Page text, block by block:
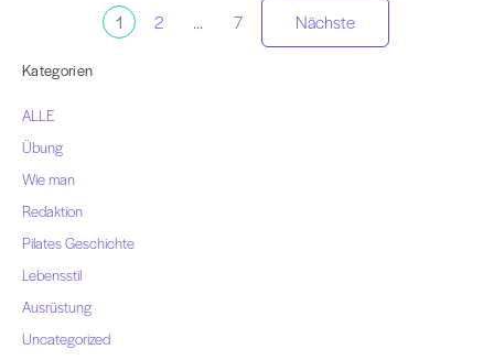
Kategorien
ALLE
Übung
Wie man
Redaktion
Pilates Geschichte
Lebensstil
Ausrüstung
Uncategorized
Paginierung
der
Beiträge
1 2 ... 7 Nächste